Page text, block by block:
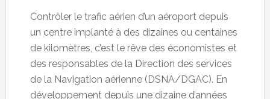
Contrôler le trafic aérien d’un aéroport depuis
un centre implanté à des dizaines ou centaines
de kilomètres, c’est le rêve des économistes et
des responsables de la Direction des services
de la Navigation aérienne (DSNA/DGAC). En
développement depuis une dizaine d’années